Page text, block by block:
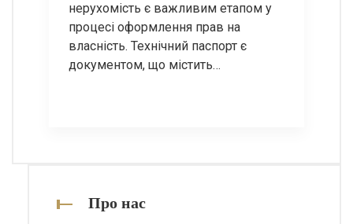
нерухомість є важливим етапом у
процесі оформлення прав на
власність. Технічний паспорт є
документом, що містить
найпоширеніші запитання з цієї
теми. Етапи отримання технічного
Про нас